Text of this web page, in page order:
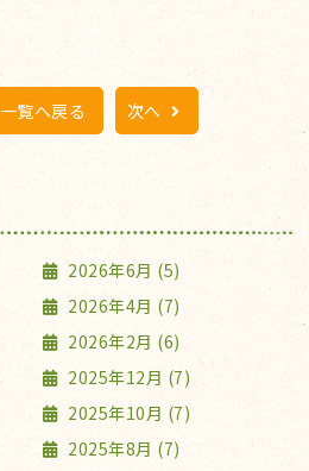
一覧へ戻る 次へ
2026年6月 (5)
2026年4月 (7)
2026年2月 (6)
2025年12月 (7)
2025年10月 (7)
2025年8月 (7)